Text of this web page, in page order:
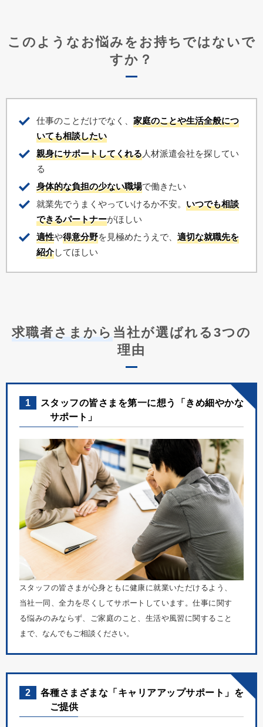
このようなお悩みをお持ちではないで
すか？
仕事のことだけでなく、 家庭のことや生活全般につ
いても相談したい
親身にサポートしてくれる人材派遣会社を探してい
る
身体的な負担の少ない職場で働きたい
就業先でうまくやっていけるか不安。 いつでも相談
できるパートナーがほしい
適性や得意分野を見極めたうえで、 適切な就職先を
紹介してほしい
求職者さまから 当社が選ばれる3つの
理由
1
スタッフの皆さまを第一に想う「きめ細やかな
サポート」
スタッフの皆さまが心身ともに健康に就業いただけるよう、
当社一同、全力を尽くしてサポートしています。仕事に関す
る悩みのみならず、ご家庭のこと、生活や風習に関すること
まで、なんでもご相談ください。
2
各種さまざまな「キャリアアップサポート」を
ご提供